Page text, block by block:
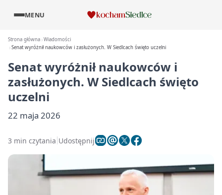
MENU
Strona główna Wiadomości
Senat wyróżnił naukowców i zasłużonych. W Siedlcach święto uczelni
Senat wyróżnił naukowców i
zasłużonych. W Siedlcach święto
uczelni
22 maja 2026
3 min czytania Udostępnij